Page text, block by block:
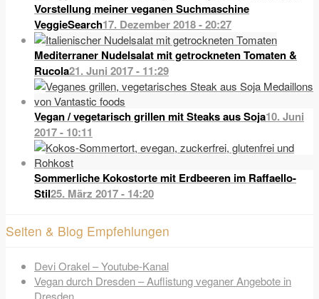
Vorstellung meiner veganen Suchmaschine
VeggieSearch17. Dezember 2018 - 20:27
Mediterraner Nudelsalat mit getrockneten Tomaten &
Rucola21. Juni 2017 - 11:29
Vegan / vegetarisch grillen mit Steaks aus Soja10. Juni
2017 - 10:11
Sommerliche Kokostorte mit Erdbeeren im Raffaello-
Stil25. März 2017 - 14:20
Seiten & Blog Empfehlungen
Devi Orakel – Youtube-Kanal
Vegan durch Dresden – Auflistung veganer Angebote in
Dresden